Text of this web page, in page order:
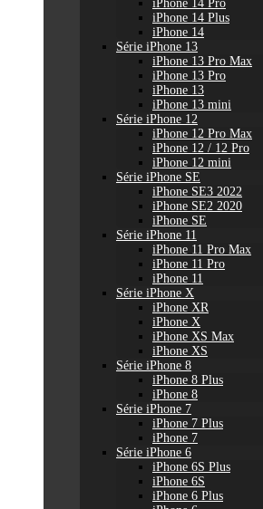
iPhone 14 Pro
iPhone 14 Plus
iPhone 14
Série iPhone 13
iPhone 13 Pro Max
iPhone 13 Pro
iPhone 13
iPhone 13 mini
Série iPhone 12
iPhone 12 Pro Max
iPhone 12 / 12 Pro
iPhone 12 mini
Série iPhone SE
iPhone SE3 2022
iPhone SE2 2020
iPhone SE
Série iPhone 11
iPhone 11 Pro Max
iPhone 11 Pro
iPhone 11
Série iPhone X
iPhone XR
iPhone X
iPhone XS Max
iPhone XS
Série iPhone 8
iPhone 8 Plus
iPhone 8
Série iPhone 7
iPhone 7 Plus
iPhone 7
Série iPhone 6
iPhone 6S Plus
iPhone 6S
iPhone 6 Plus